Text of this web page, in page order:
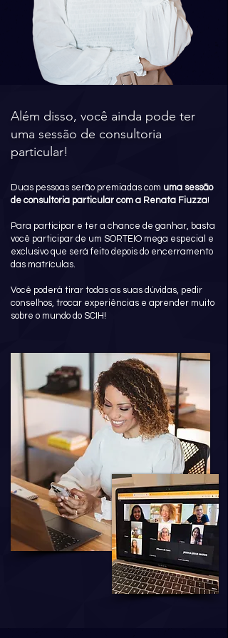
Além disso, você ainda pode ter
uma sessão de consultoria
particular!
Duas pessoas serão premiadas com uma sessão
de consultoria particular com a Renata Fiuzza!
​Para participar e ter a chance de ganhar, basta
você participar de um SORTEIO mega especial e
exclusivo que será feito depois do encerramento
das matrículas.
Você poderá tirar todas as suas dúvidas, pedir
conselhos, trocar experiências e aprender muito
sobre o mundo do SCIH!